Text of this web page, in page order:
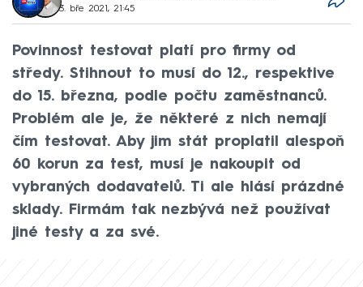
3. bře 2021, 21:45
Povinnost testovat platí pro firmy od
středy. Stihnout to musí do 12., respektive
do 15. března, podle počtu zaměstnanců.
Problém ale je, že některé z nich nemají
čím testovat. Aby jim stát proplatil alespoň
60 korun za test, musí je nakoupit od
vybraných dodavatelů. Ti ale hlásí prázdné
sklady. Firmám tak nezbývá než používat
jiné testy a za své.